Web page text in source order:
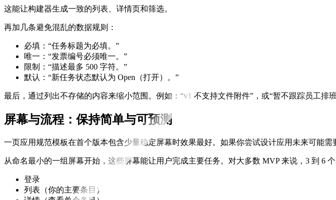
这能让构建器生成一致的列表、详情页和筛选。
再加几条避免混乱的数据规则：
必填：“任务标题为必填。”
唯一：“发票编号必须唯一。”
限制：“描述最多 500 字符。”
默认：“新任务状态默认为 Open（打开）。”
最后，通过列出不存储的内容来缩小范围。例如：“v1 不支持文件附件”，或“暂不跟踪员工排
屏幕与流程：保持简单与可预测
一页应用规范模板在首个版本包含少量稳定屏幕时效果最好。如果你尝试设计应用未来可能
从命名最小的一组屏幕开始，这些屏幕能让用户完成主要任务。对大多数 MVP 来说，3 到 6 个
登录
列表（你的主要条目）